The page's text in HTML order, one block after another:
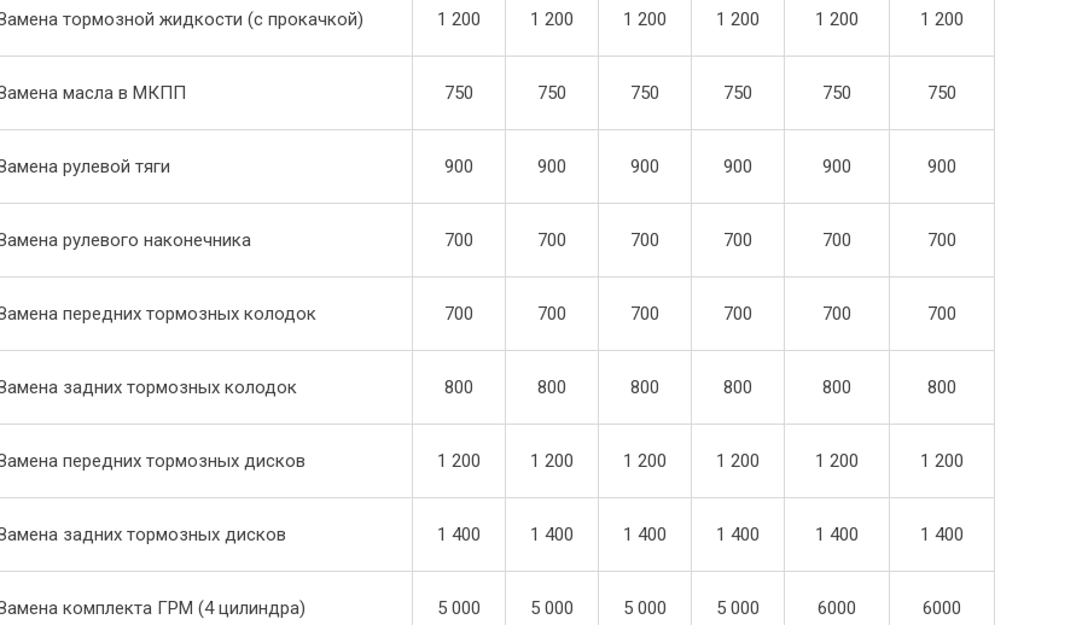
тормозной жидкости (с прокачкой) 1 200 1 200 1 200 1 200 1 200 1 200
масла в МКПП 750 750 750 750 750 750
рулевой тяги 900 900 900 900 900 900
рулевого наконечника 700 700 700 700 700 700
передних тормозных колодок 700 700 700 700 700 700
задних тормозных колодок 800 800 800 800 800 800
передних тормозных дисков 1 200 1 200 1 200 1 200 1 200 1 200
задних тормозных дисков 1 400 1 400 1 400 1 400 1 400 1 400
комплекта ГРМ (4 цилиндра) 5 000 5 000 5 000 5 000 6000 6000